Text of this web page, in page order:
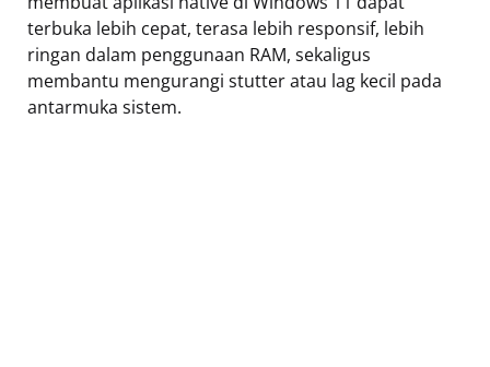
terbuka lebih cepat, terasa lebih responsif, lebih
ringan dalam penggunaan RAM, sekaligus
membantu mengurangi stutter atau lag kecil pada
antarmuka sistem.